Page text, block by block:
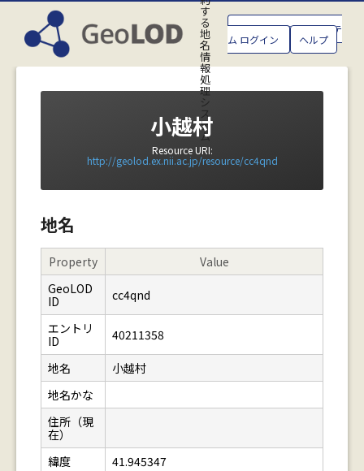
す
る
地
名
情
報
処
理
シ
ス
テ
ム
GeoLOD地名管理システ
ム ログイン ヘルプ
小越村
Resource URI:
http://geolod.ex.nii.ac.jp/resource/cc4qnd
地名
Property
Value
GeoLOD
ID
cc4qnd
エントリ
ID
40211358
地名
小越村
地名かな
住所（現
在）
緯度
41.945347